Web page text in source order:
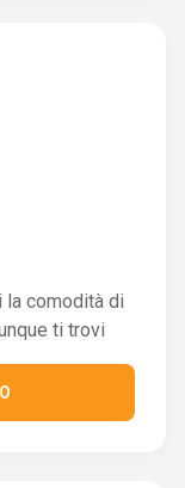
la comodità di
ti trovi